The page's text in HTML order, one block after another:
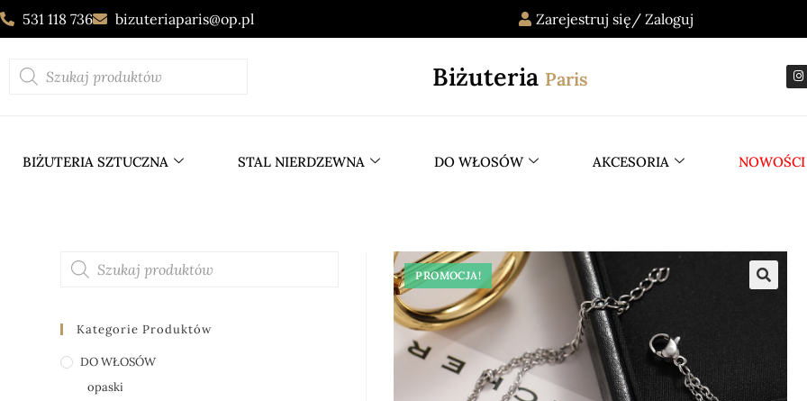
531 118 736 bizuteriaparis@op.pl Zarejestruj się/ Zaloguj
Biżuteria Paris
BIŻUTERIA SZTUCZNA STAL NIERDZEWNA DO WŁOSÓW AKCESORIA NOWOŚCI
PROMOCJA!
Kategorie Produktów
DO WŁOSÓW
opaski